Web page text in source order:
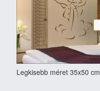
Legkisebb méret 35x50 cm